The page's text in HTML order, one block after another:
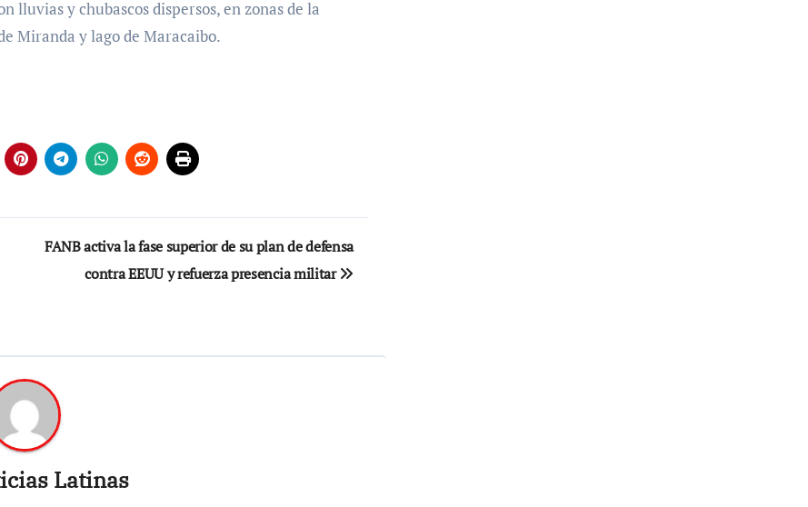
lluvias y chubascos dispersos, en zonas de la
Miranda y lago de Maracaibo.
FANB activa la fase superior de su plan de defensa
contra EEUU y refuerza presencia militar
Latinas